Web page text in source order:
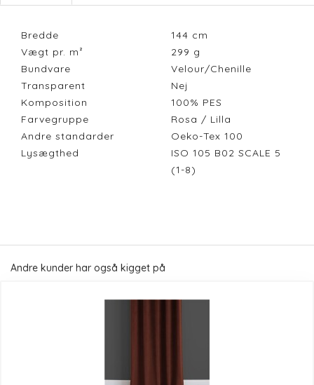
Bredde 144 cm
Vægt pr. m²
299 g
Bundvare
Velour/Chenille
Transparent
Nej
Komposition
100% PES
Farvegruppe
Rosa / Lilla
Andre standarder
Oeko-Tex 100
Lysægthed
ISO 105 B02 SCALE 5
(1-8)
Andre kunder har også kigget på